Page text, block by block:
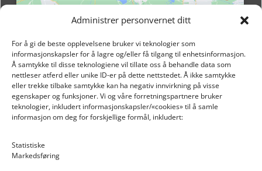
Administrer personvernet ditt
For å gi de beste opplevelsene bruker vi teknologier som
informasjonskapsler for å lagre og/eller få tilgang til enhetsinformasjon.
Å samtykke til disse teknologiene vil tillate oss å behandle data som
nettleser atferd eller unike ID-er på dette nettstedet. Å ikke samtykke
eller trekke tilbake samtykke kan ha negativ innvirkning på visse
egenskaper og funksjoner. Vi og våre forretningspartnere bruker
teknologier, inkludert informasjonskapsler/«cookies» til å samle
informasjon om deg for forskjellige formål, inkludert:
Statistiske
Markedsføring